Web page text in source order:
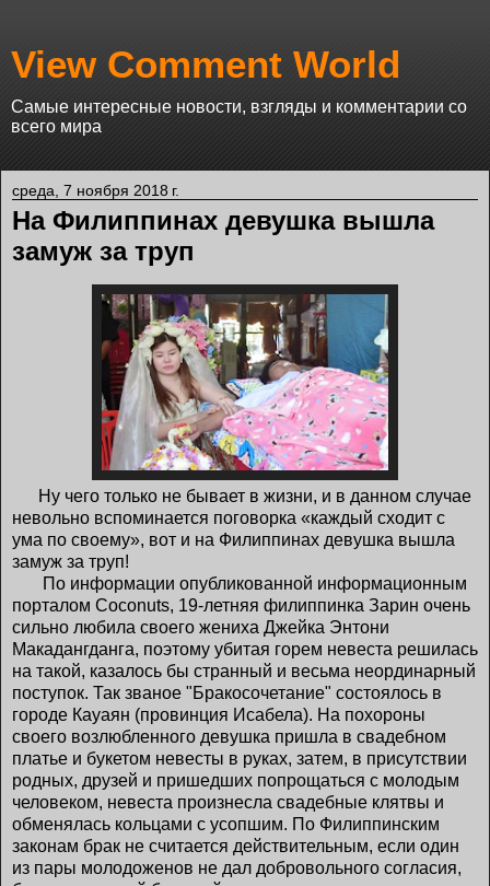
View Comment World
Самые интересные новости, взгляды и комментарии со
всего мира
среда, 7 ноября 2018 г.
На Филиппинах девушка вышла
замуж за труп
Ну чего только не бывает в жизни, и в данном случае
невольно вспоминается поговорка «каждый сходит с
ума по своему», вот и на Филиппинах девушка вышла
замуж за труп!
По информации опубликованной информационным
порталом Coconuts, 19-летняя филиппинка Зарин очень
сильно любила своего жениха Джейка Энтони
Макадангданга, поэтому убитая горем невеста решилась
на такой, казалось бы странный и весьма неординарный
поступок. Так званое "Бракосочетание" состоялось в
городе Кауаян (провинция Исабела). На похороны
своего возлюбленного девушка пришла в свадебном
платье и букетом невесты в руках, затем, в присутствии
родных, друзей и пришедших попрощаться с молодым
человеком, невеста произнесла свадебные клятвы и
обменялась кольцами с усопшим. По Филиппинским
законам брак не считается действительным, если один
из пары молодоженов не дал добровольного согласия,